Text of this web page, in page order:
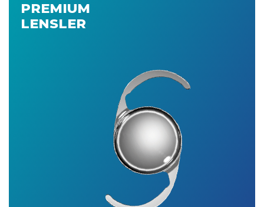
PREMIUM
LENSLER